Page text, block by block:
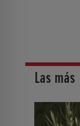
Las más